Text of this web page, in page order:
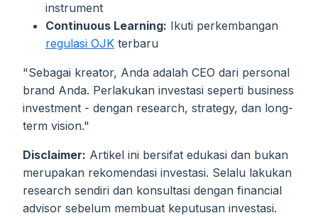
instrument
Continuous Learning: Ikuti perkembangan
regulasi OJK terbaru
"Sebagai kreator, Anda adalah CEO dari personal
brand Anda. Perlakukan investasi seperti business
investment - dengan research, strategy, dan long-
term vision."
Disclaimer: Artikel ini bersifat edukasi dan bukan
merupakan rekomendasi investasi. Selalu lakukan
research sendiri dan konsultasi dengan financial
advisor sebelum membuat keputusan investasi.